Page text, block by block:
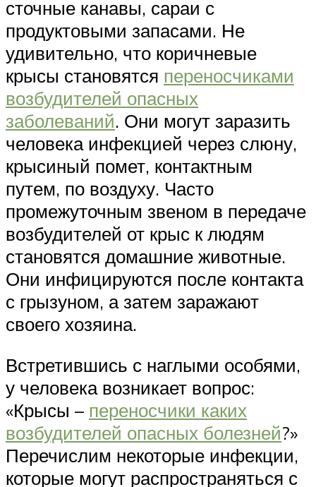
сточные канавы, сараи с
продуктовыми запасами. Не
удивительно, что коричневые
крысы становятся переносчиками
возбудителей опасных
заболеваний. Они могут заразить
человека инфекцией через слюну,
крысиный помет, контактным
путем, по воздуху. Часто
промежуточным звеном в передаче
возбудителей от крыс к людям
становятся домашние животные.
Они инфицируются после контакта
с грызуном, а затем заражают
своего хозяина.
Встретившись с наглыми особями,
у человека возникает вопрос:
«Крысы – переносчики каких
возбудителей опасных болезней?»
Перечислим некоторые инфекции,
которые могут распространяться с